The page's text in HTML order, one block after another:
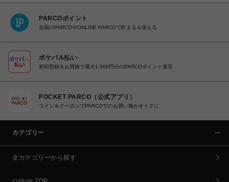
PARCOポイント
全国のPARCOやONLINE PARCOで貯まる＆使える
ポケパル払い
初回登録＆お買物で最大1,500円分のPARCOポイント進呈
POCKET PARCO（公式アプリ）
コイン＆クーポンでPARCOでのお買い物がオトクに
カテゴリー
全カテゴリーから探す